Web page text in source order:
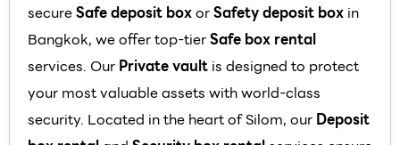
secureSafe deposit boxorSafety deposit box in
Bangkok, we offer top-tierSafe box rental
services. Our Private vault is designed to protect
your most valuable assets with world-class
security. Located in the heart of Silom, our Deposit